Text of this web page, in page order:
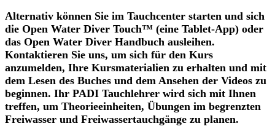
Alternativ können Sie im Tauchcenter starten und sich
die Open Water Diver Touch™ (eine Tablet-App) oder
das Open Water Diver Handbuch ausleihen.
Kontaktieren Sie uns, um sich für den Kurs
anzumelden, Ihre Kursmaterialien zu erhalten und mit
dem Lesen des Buches und dem Ansehen der Videos zu
beginnen. Ihr PADI Tauchlehrer wird sich mit Ihnen
treffen, um Theorieeinheiten, Übungen im begrenzten
Freiwasser und Freiwassertauchgänge zu planen.